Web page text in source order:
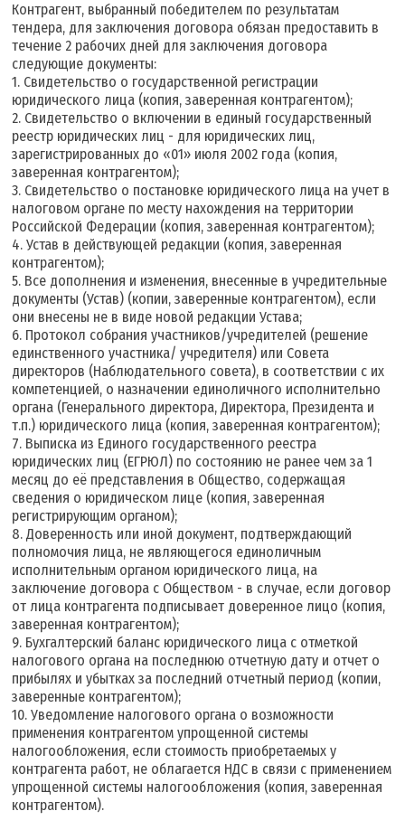
Контрагент, выбранный победителем по результатам
тендера, для заключения договора обязан предоставить в
течение 2 рабочих дней для заключения договора
следующие документы:
1. Свидетельство о государственной регистрации
юридического лица (копия, заверенная контрагентом);
2. Свидетельство о включении в единый государственный
реестр юридических лиц - для юридических лиц,
зарегистрированных до «01» июля 2002 года (копия,
заверенная контрагентом);
3. Свидетельство о постановке юридического лица на учет в
налоговом органе по месту нахождения на территории
Российской Федерации (копия, заверенная контрагентом);
4. Устав в действующей редакции (копия, заверенная
контрагентом);
5. Все дополнения и изменения, внесенные в учредительные
документы (Устав) (копии, заверенные контрагентом), если
они внесены не в виде новой редакции Устава;
6. Протокол собрания участников/учредителей (решение
единственного участника/ учредителя) или Совета
директоров (Наблюдательного совета), в соответствии с их
компетенцией, о назначении единоличного исполнительно
органа (Генерального директора, Директора, Президента и
т.п.) юридического лица (копия, заверенная контрагентом);
7. Выписка из Единого государственного реестра
юридических лиц (ЕГРЮЛ) по состоянию не ранее чем за 1
месяц до её представления в Общество, содержащая
сведения о юридическом лице (копия, заверенная
регистрирующим органом);
8. Доверенность или иной документ, подтверждающий
полномочия лица, не являющегося единоличным
исполнительным органом юридического лица, на
заключение договора с Обществом - в случае, если договор
от лица контрагента подписывает доверенное лицо (копия,
заверенная контрагентом);
9. Бухгалтерский баланс юридического лица с отметкой
налогового органа на последнюю отчетную дату и отчет о
прибылях и убытках за последний отчетный период (копии,
заверенные контрагентом);
10. Уведомление налогового органа о возможности
применения контрагентом упрощенной системы
налогообложения, если стоимость приобретаемых у
контрагента работ, не облагается НДС в связи с применением
упрощенной системы налогообложения (копия, заверенная
контрагентом).